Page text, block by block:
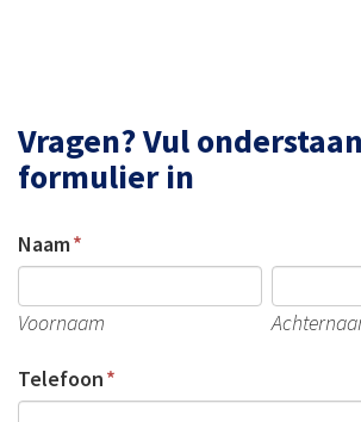
Vragen? Vul
formulier in
Phone
Dit
is
Naam*
Voornaam
Telefoon*